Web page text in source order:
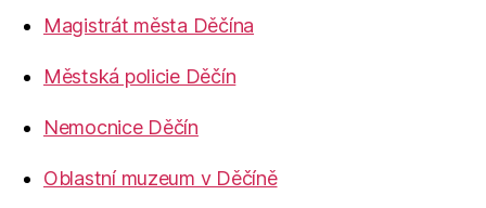
Magistrát města Děčína
Městská policie Děčín
Nemocnice Děčín
Oblastní muzeum v Děčíně